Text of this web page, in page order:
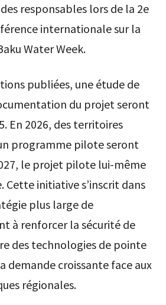
responsables lors de la 2e
internationale sur la
Water Week.
publiées, une étude de
du projet seront
En 2026, des territoires
programme pilote seront
le projet pilote lui-même
Cette initiative s’inscrit dans
plus large de
à renforcer la sécurité de
des technologies de pointe
demande croissante face aux
régionales.